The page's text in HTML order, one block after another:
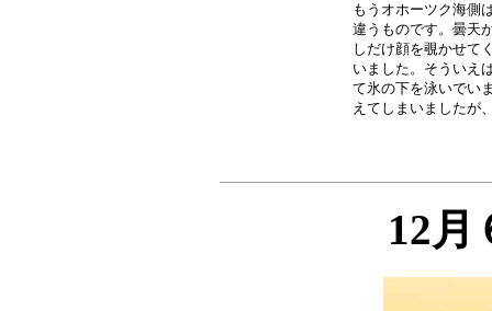
もうオホーツク海側
違うものです。曇天
しだけ顔を覗かせて
いました。そういえ
て氷の下を泳いでい
12月